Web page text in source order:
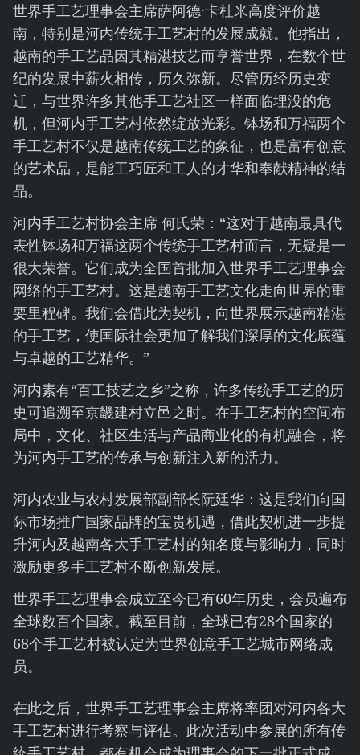
世界手工艺理事会主席萨阿德·卡杜米高度评价越
南，特别是河内传统手工艺村的发展成就。他指出，
越南的手工艺品因其精湛技艺而享誉世界，在数个世
纪的发展中薪火相传，历久弥新。尽管历经历史变
迁，与世界许多其他手工艺社区一样面临埋没的危
机，但河内手工艺村依然绽放光彩。钵场和万福两个
手工艺村不仅是越南传统工艺的象征，也是富有创意
的艺术品，是能工巧匠和工人的才华和奉献精神的结
晶。
河内手工艺村协会主席 何氏荣：“这对于越南最具代
表性钵场和万福这两个传统手工艺村而言，无疑是一
很大荣誉。它们成为全国首批加入世界手工艺理事会
网络的手工艺村。这是越南手工艺文化走向世界的重
要里程碑。我们会借此为契机，向世界展示越南精湛
的手工艺，使国际社会更加了解我们深厚的文化底蕴
与卓越的工艺精华。”
河内素有“百工技艺之乡”之称，许多传统手工艺的历
史可追溯至京畿建村立邑之时。在手工艺村的空间布
局中，文化、社区生活与产品商业化的有机融合，将
为河内手工艺的传承与创新注入新的活力。
河内农业与农村发展部副部长阮廷华：这是我们向国
际市场推广国家品牌的宝贵机遇，借此契机进一步提
升河内及越南各大手工艺村的知名度与影响力，同时
激励更多手工艺村不断创新发展。
世界手工艺理事会成立至今已有60年历史，会员遍布
全球数百个国家。截至目前，全球已有28个国家的
68个手工艺村被认定为世界创意手工艺城市网络成
员。
在此之后，世界手工艺理事会主席将率团对河内各大
手工艺村进行考察与评估。此次活动中参展的所有传